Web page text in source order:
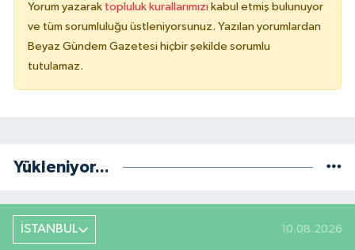
Yorum yazarak topluluk kurallarımızı kabul etmiş bulunuyor
ve tüm sorumluluğu üstleniyorsunuz. Yazılan yorumlardan
Beyaz Gündem Gazetesi hiçbir şekilde sorumlu
tutulamaz.
Yükleniyor...
İSTANBUL 10.08.2026